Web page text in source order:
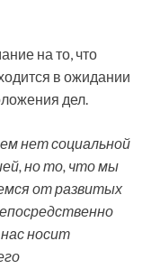
на то, что
в ожидании
дел.
нет социальной
но то, что мы
от развитых
носит